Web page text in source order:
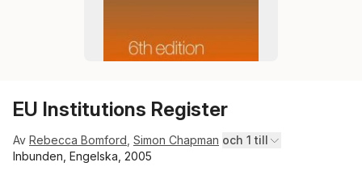
EU Institutions Register
Av Rebecca Bomford Simon Chapman och 1 till
Inbunden, Engelska, 2005